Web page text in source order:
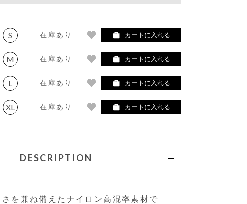
S 在庫あり カートに入れる
M 在庫あり カートに入れる
L 在庫あり カートに入れる
XL 在庫あり カートに入れる
DESCRIPTION
を兼ね備えたナイロン高混率素材で